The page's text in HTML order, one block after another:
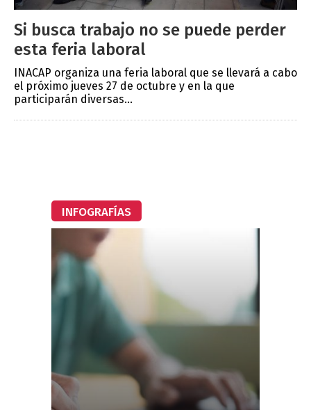
Si busca trabajo no se puede perder
esta feria laboral
INACAP organiza una feria laboral que se llevará a cabo
el próximo jueves 27 de octubre y en la que
participarán diversas...
INFOGRAFÍAS